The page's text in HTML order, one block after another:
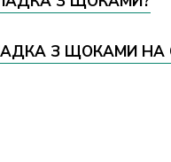
З ЩОКАМИ НА